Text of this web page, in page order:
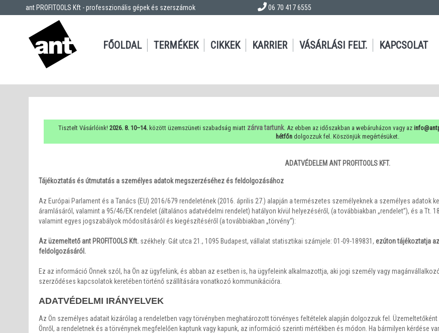
ant PROFITOOLS Kft - professzionális gépek és szerszámok 06 70 417 6555
FŐOLDAL TERMÉKEK CIKKEK KARRIER VÁSÁRLÁSI FELT. KAPCSOLAT
Tisztelt Vásárlóink! 2026. 8. 10–14. között üzemszüneti szabadság miatt zárva tartunk. Az ebben az időszakban a webáruházon vagy az
hétfőn dolgozzuk fel. Köszönjük megértésüket.
ADATVÉDELEM ANT PROFITOOLS KFT.
Tájékoztatás és útmutatás a személyes adatok megszerzéséhez és feldolgozásához
Az Európai Parlament és a Tanács (EU) 2016/679 rendeletének (2016. április 27.) alapján a természetes személyeknek a személyes adatok
áramlásáról, valamint a 95/46/EK rendelet (általános adatvédelmi rendelet) hatályon kívül helyezéséről, (a továbbiakban „rendelet”), és a Tt.
valamint egyes jogszabályok módosításáról és kiegészítéséről (a továbbiakban „törvény“):
Az üzemeltető ant PROFITOOLS Kft. székhely: Gát utca 21., 1095 Budapest, vállalat statisztikai számjele: 01-09-189831, ezúton tájékoztatja
feldolgozásáról.
Ez az információ Önnek szól, ha Ön az ügyfelünk, és abban az esetben is, ha ügyfeleink alkalmazottja, aki jogi személy vagy
szerződéses kapcsolatok keretében történő szállítására vonatkozó kommunikációra.
ADATVÉDELMI IRÁNYELVEK
Az Ön személyes adatait kizárólag a rendeletben vagy törvényben meghatározott törvényes feltételek alapján dolgozzuk fel.
Önről, a rendeletnek és a törvénynek megfelelően kaptunk vagy kapunk, az információ szerinti mértékben és módon. Ha bármilyen kérdése